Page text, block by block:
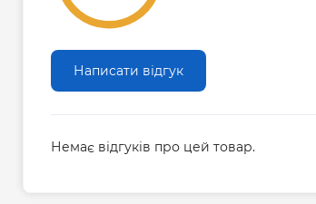
Написати відгук
Немає відгуків про цей товар.